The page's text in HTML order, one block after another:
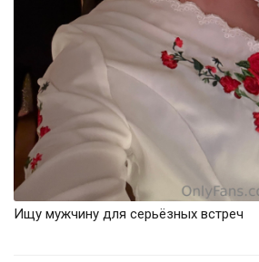
Ищу мужчину для серьёзных встреч